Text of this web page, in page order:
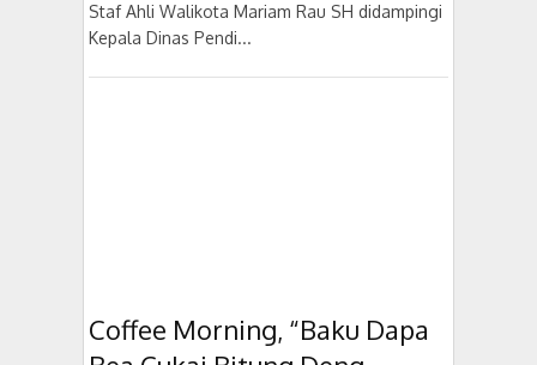
Staf Ahli Walikota Mariam Rau SH didampingi
Kepala Dinas Pendi...
Coffee Morning, “Baku Dapa